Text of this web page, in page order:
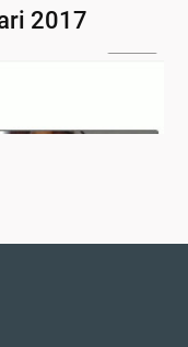
2017